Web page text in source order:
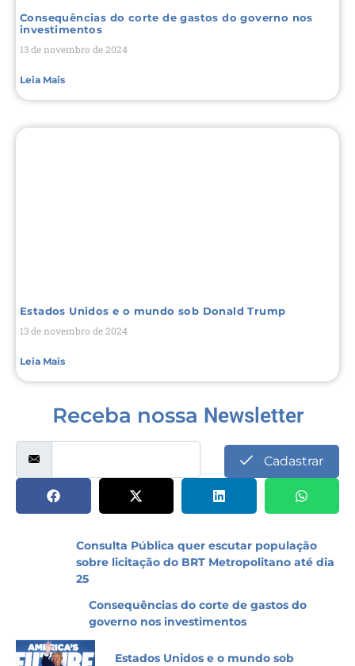
Consequências do corte de gastos do governo nos
investimentos
13 de novembro de 2024
Leia Mais
Estados Unidos e o mundo sob Donald Trump
13 de novembro de 2024
Leia Mais
Receba nossa Newsletter
Cadastrar
Consulta Pública quer escutar população
sobre licitação do BRT Metropolitano até dia
25
Consequências do corte de gastos do
governo nos investimentos
Estados Unidos e o mundo sob